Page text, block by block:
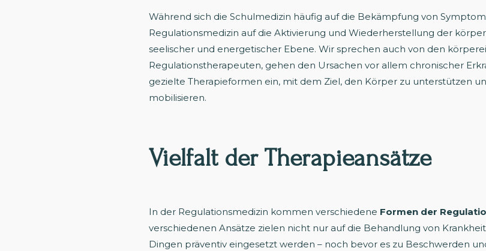
Während sich die Schulmedizin häufig auf die Bekämpfung von
Regulationsmedizin auf die Aktivierung und Wiederherstellung der
seelischer und energetischer Ebene. Wir sprechen auch von den
Regulationstherapeuten, gehen den Ursachen vor allem chronischer
gezielte Therapieformen ein, mit dem Ziel, den Körper zu unterstützen
mobilisieren.
Vielfalt der Therapieansätze
In der Regulationsmedizin kommen verschiedene Formen der
verschiedenen Ansätze zielen nicht nur auf die Behandlung von
Dingen präventiv eingesetzt werden – noch bevor es zu Beschwerden